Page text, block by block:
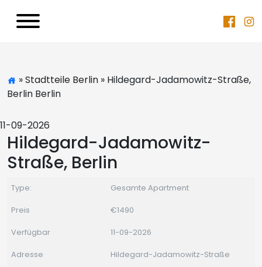
» Stadtteile Berlin » Hildegard-Jadamowitz-Straße,
Berlin Berlin
11-09-2026
Hildegard-Jadamowitz-
Straße, Berlin
Type:
Gesamte Apartment
Preis
€1490
Verfügbar
11-09-2026
Adresse
Hildegard-Jadamowitz-Straße